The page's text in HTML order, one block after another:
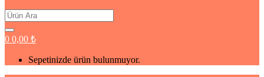
Search
for:
0 0,00 ₺
Sepetinizde ürün bulunmuyor.